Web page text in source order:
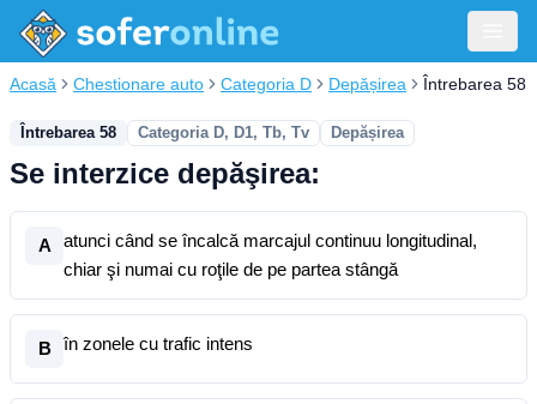
Acasă Chestionare auto Categoria D Depășirea Întrebarea 58
Întrebarea 58 Categoria D, D1, Tb, Tv Depășirea
Se interzice depăşirea:
A
atunci când se încalcă marcajul continuu longitudinal,
chiar şi numai cu roţile de pe partea stângă
B în zonele cu trafic intens